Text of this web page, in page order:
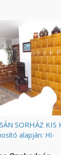
alapján: HI-